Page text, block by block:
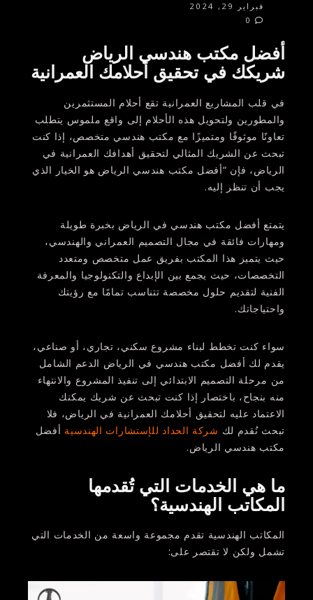
فبراير 29, 2024
أفضل مكتب هندسي الرياض
شريكك في تحقيق أحلامك العمرانية
في قلب المشاريع العمرانية تقع أحلام المستثمرين
والمطورين ولتحويل هذه الأحلام إلى واقع ملموس يتطلب
تعاونًا موثوقًا ومتميزًا مع مكتب هندسي متخصص، إذا كنت
تبحث عن الشريك المثالي لتحقيق أهدافك العمرانية في
الرياض، فإن “أفضل مكتب هندسي الرياض هو الخيار الذي
يجب أن تنظر إليه.
يتمتع أفضل مكتب هندسي في الرياض بخبرة طويلة
ومهارات فائقة في مجال التصميم العمراني والهندسي،
حيث يتميز هذا المكتب بفريق عمل متخصص ومتعدد
التخصصات، حيث يجمع بين الإبداع والتكنولوجيا والمعرفة
الفنية لتقديم حلول مخصصة تتناسب تمامًا مع رؤيتك
واحتياجاتك.
سواء كنت تخطط لبناء مشروع سكني، تجاري، أو صناعي،
يقدم لك أفضل مكتب هندسي في الرياض الدعم الشامل
من مرحلة التصميم الابتدائي إلى تنفيذ المشروع والانتهاء
منه بنجاح، باختصار إذا كنت تبحث عن شريك يمكنك
الاعتماد عليه لتحقيق أحلامك العمرانية في الرياض، فلا
تبحث نُقدم لك شركة الحداد للإستشارات الهندسية أفضل
مكتب هندسي الرياض.
ما هي الخدمات التي تُقدمها
المكاتب الهندسية؟
المكاتب الهندسية تقدم مجموعة واسعة من الخدمات التي
تشمل ولكن لا تقتصر على: